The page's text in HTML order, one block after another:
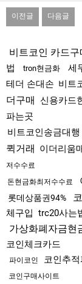
이전글 다음글
비트코인 카드구
법
tron현금화 세
테더 손대손 비트
더구매
신용카드
파는곳
비트코인송금대행
퀵거래 이더리움
저수수료
돈현금화최저수수료
롯데상품권94%
체구입 trc20사는
가상화폐자금현
코인체크카드
파이코인 코인추
코인구매사이트